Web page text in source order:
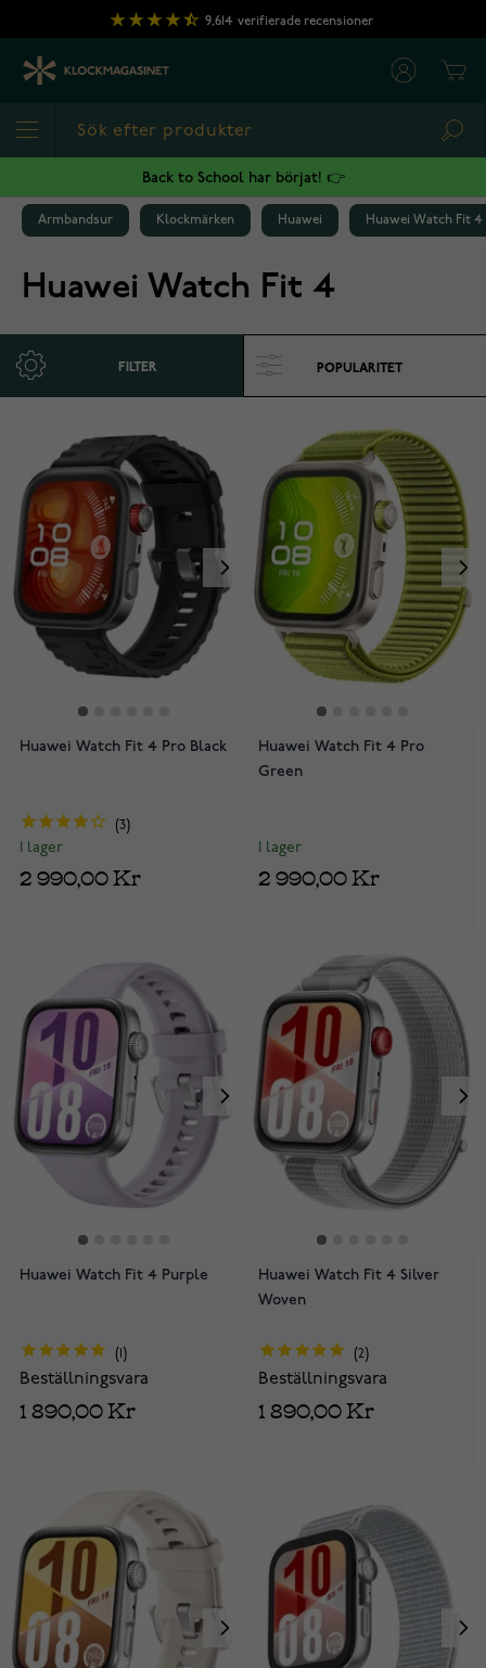
Hoppa till innehållet
9,614 verifierade recensioner
Back to School har börjat! 👉
Armbandsur Klockmärken Huawei Huawei Watch Fit 4
Huawei Watch Fit 4
FILTER
Huawei Watch Fit 4 Pro Black
3
I lager
2 990,00 Kr
Huawei Watch Fit 4 Pro
Green
I lager
2 990,00 Kr
Huawei Watch Fit 4 Purple
Beställningsvara
1 890,00 Kr
Huawei Watch Fit 4 Silver
Woven
2
Beställningsvara
1 890,00 Kr